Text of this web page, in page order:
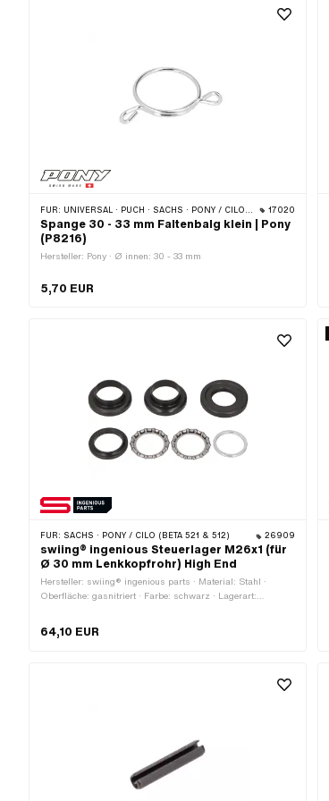
FÜR: UNIVERSAL · PUCH · SACHS · PONY / CILO (BETA 521 & 512) 17020
Spange 30 - 33 mm Faltenbalg klein | Pony
(P8216)
Hersteller: Pony · Ø innen: 30 - 33 mm
5,70 EUR
FÜR: SACHS · PONY / CILO (BETA 521 & 512) 26909
swiing® ingenious Steuerlager M26x1 (für
Ø 30 mm Lenkkopfrohr) High End
Hersteller: swiing® ingenious parts · Material: Stahl ·
Oberfläche: gasnitriert · Farbe: schwarz · Lagerart:
(Feingewinde)
64,10 EUR